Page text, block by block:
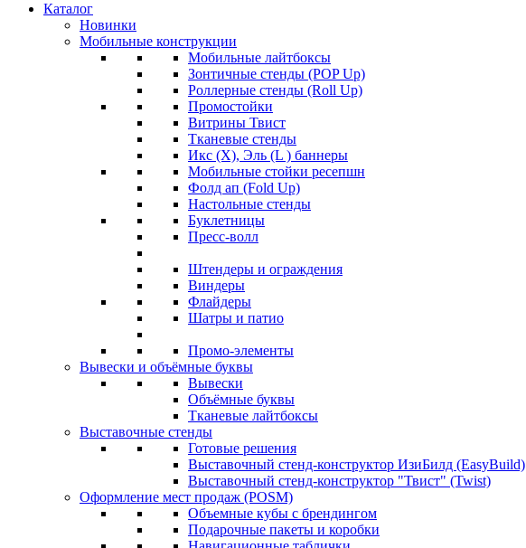
Каталог
Новинки
Мобильные конструкции
Мобильные лайтбоксы
Зонтичные стенды (POP Up)
Роллерные стенды (Roll Up)
Промостойки
Витрины Твист
Тканевые стенды
Икс (X), Эль (L ) баннеры
Мобильные стойки ресепшн
Фолд ап (Fold Up)
Настольные стенды
Буклетницы
Пресс-волл
Штендеры и ограждения
Виндеры
Флайдеры
Шатры и патио
Промо-элементы
Вывески и объёмные буквы
Вывески
Объёмные буквы
Тканевые лайтбоксы
Выставочные стенды
Готовые решения
Выставочный стенд-конструктор ИзиБилд (EasyBuild)
Выставочный стенд-конструктор "Твист" (Twist)
Оформление мест продаж (POSM)
Объемные кубы с брендингом
Подарочные пакеты и коробки